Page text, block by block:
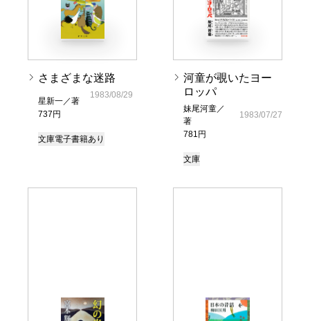
さまざまな迷路
星新一／著
737円
1983/08/29
文庫電子書籍あり
河童が覗いたヨー
ロッパ
妹尾河童／
著
781円
1983/07/27
文庫